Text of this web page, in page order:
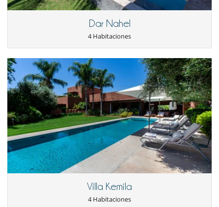
Los niños son bienvenidos
Ocios y actividades deportivas
Piscina desbordante
Piscina exterior
Sala de cine
TV
TV por cable o satélite o internet
Para su comodidad y agrado
Aire acondicionado en toda la casa
Chimenea
Reverse cycle air conditioner
Salón TV
Salón y comedor en el mismo espacio
Personal
Cocinero / Señora de la limpieza
Dar Nahel
4 Habitaciones
Villa Kemila
4 Habitaciones